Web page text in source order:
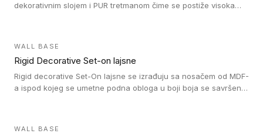
dekorativnim slojem i PUR tretmanom čime se postiže visoka
WALL BASE
Rigid Decorative Set-on lajsne
Rigid decorative Set-On lajsne se izrađuju sa nosačem od MDF-
a ispod kojeg se umetne podna obloga u boji boja se savršeno
WALL BASE